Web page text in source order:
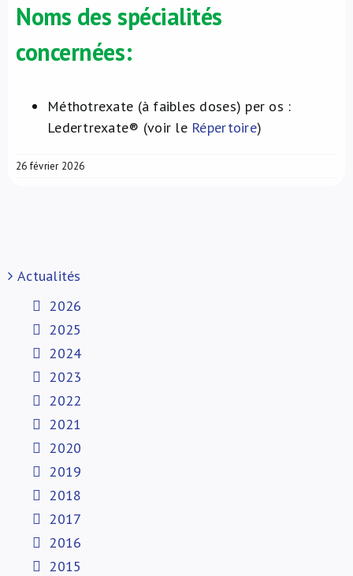
Noms des spécialités
concernées:
Méthotrexate (à faibles doses) per os :
Ledertrexate® (voir le Répertoire)
26 février 2026
Actualités
2026
2025
2024
2023
2022
2021
2020
2019
2018
2017
2016
2015